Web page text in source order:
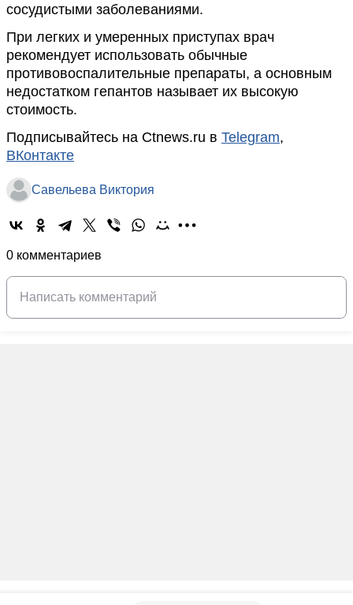
сосудистыми заболеваниями.
При легких и умеренных приступах врач
рекомендует использовать обычные
противовоспалительные препараты, а основным
недостатком гепантов называет их высокую
стоимость.
Подписывайтесь на Ctnews.ru в Telegram,
ВКонтакте
Савельева Виктория
0 комментариев